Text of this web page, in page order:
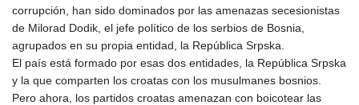
corrupción, han sido dominados por las amenazas secesionistas
de Milorad Dodik, el jefe político de los serbios de Bosnia,
agrupados en su propia entidad, la República Srpska.
El país está formado por esas dos entidades, la República Srpska
y la que comparten los croatas con los musulmanes bosnios.
Pero ahora, los partidos croatas amenazan con boicotear las